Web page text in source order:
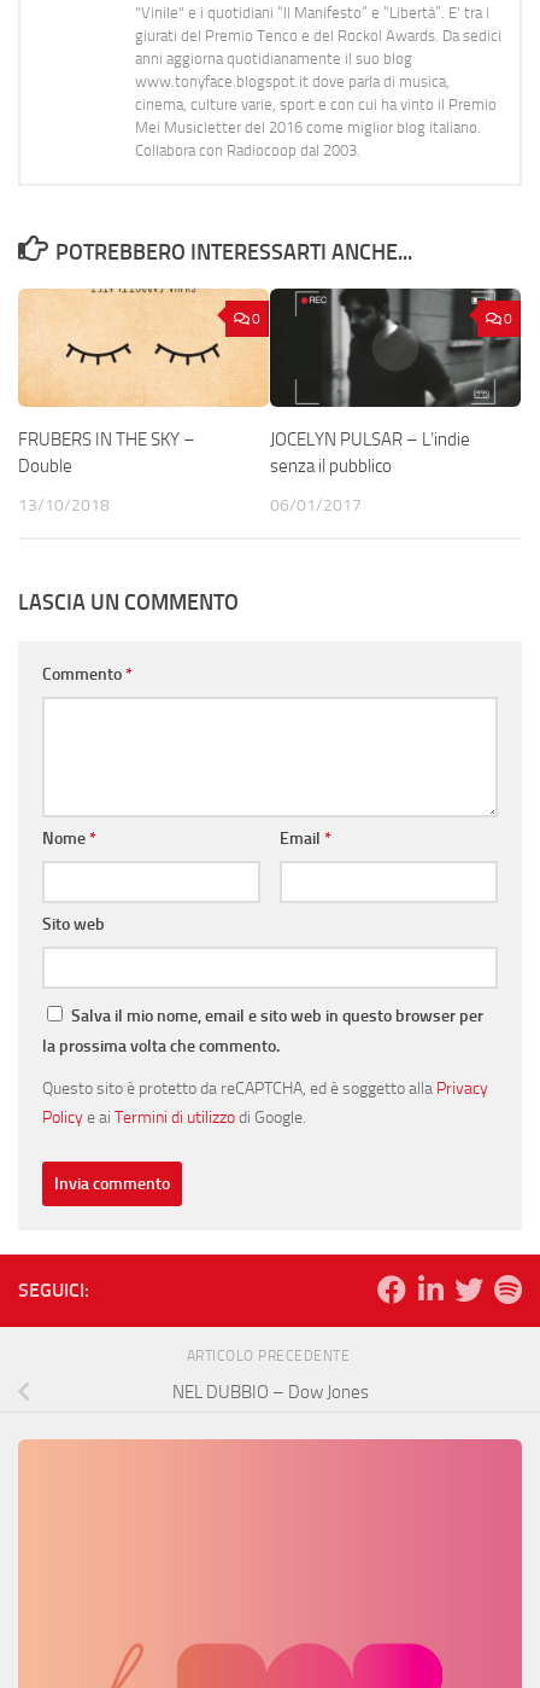
"Vinile" e i quotidiani “Il Manifesto” e “Libertà”. E' tra i
giurati del Premio Tenco e del Rockol Awards. Da sedici
anni aggiorna quotidianamente il suo blog
www.tonyface.blogspot.it dove parla di musica,
cinema, culture varie, sport e con cui ha vinto il Premio
Mei Musicletter del 2016 come miglior blog italiano.
Collabora con Radiocoop dal 2003.
POTREBBERO INTERESSARTI ANCHE...
0
FRUBERS IN THE SKY –
Double
13/10/2018
0
JOCELYN PULSAR – L’indie
senza il pubblico
06/01/2017
LASCIA UN COMMENTO
Commento*
Nome* Email *
Sito web
Salva il mio nome, email e sito web in questo browser per
la prossima volta che commento.
Questo sito è protetto da reCAPTCHA, ed è soggetto alla Privacy
Policye ai Termini di utilizzodi Google.
SEGUICI:
ARTICOLO PRECEDENTE
NEL DUBBIO – Dow Jones